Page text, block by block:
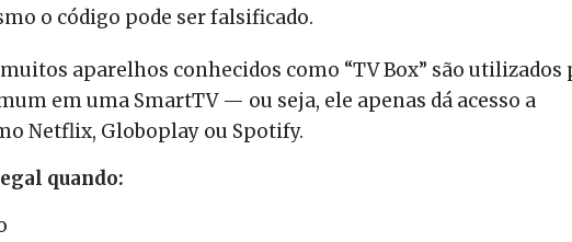
o código pode ser falsificado.
aparelhos conhecidos como “TV Box” são utilizados
em uma SmartTV — ou seja, ele apenas dá acesso a
Netflix, Globoplay ou Spotify.
quando: